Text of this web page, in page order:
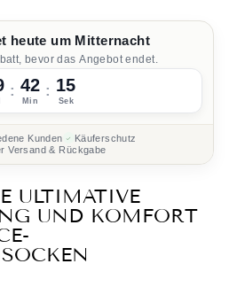
heute um Mitternacht
bevor das Angebot endet.
: 42
Min
: 14
Sek
Kunden
Käuferschutz
Versand & Rückgabe
ULTIMATIVE
UND KOMFORT